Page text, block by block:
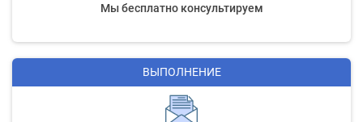
Мы бесплатно консультируем
ВЫПОЛНЕНИЕ